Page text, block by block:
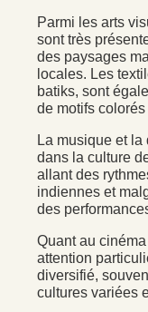
Parmi les arts
sont très
des paysages
locales. Les
batiks, sont
de motifs
La musique et
dans la culture
allant des
indiennes et
des
Quant au
attention
diversifié,
cultures variées